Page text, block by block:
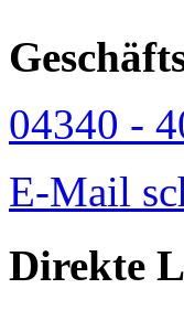
04340 -
E-Mail
Direkte